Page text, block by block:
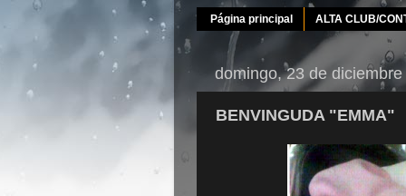
Página principal ALTA CLUB/
domingo, 23 de
BENVINGUDA "EMMA"